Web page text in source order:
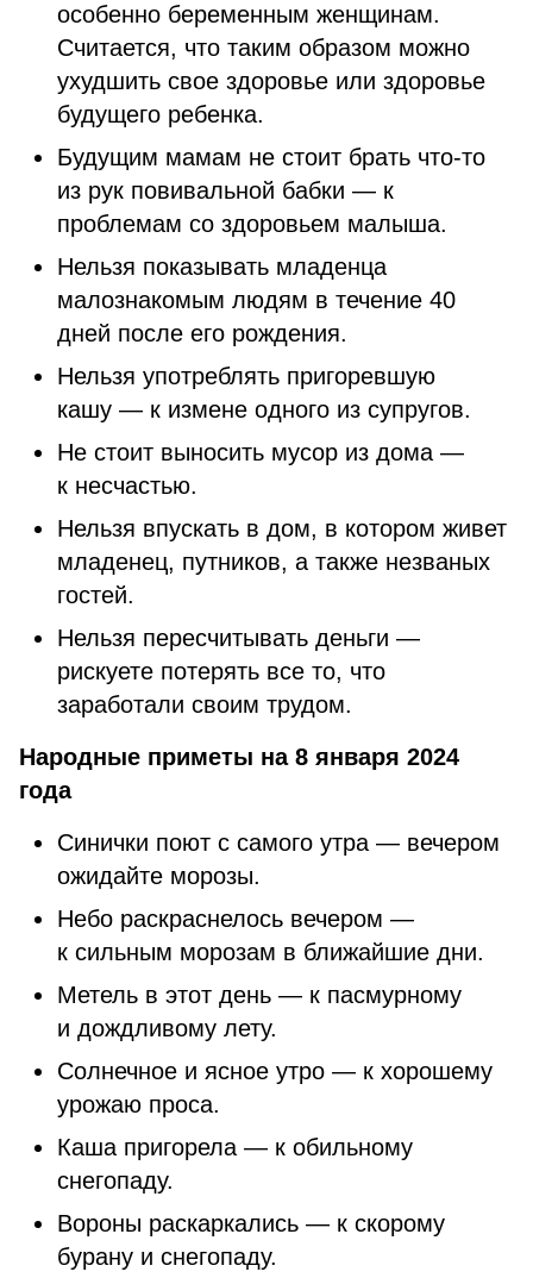
особенно беременным женщинам.
Считается, что таким образом можно
ухудшить свое здоровье или здоровье
будущего ребенка.
Будущим мамам не стоит брать что-то
из рук повивальной бабки — к
проблемам со здоровьем малыша.
Нельзя показывать младенца
малознакомым людям в течение 40
дней после его рождения.
Нельзя употреблять пригоревшую
кашу — к измене одного из супругов.
Не стоит выносить мусор из дома —
к несчастью.
Нельзя впускать в дом, в котором живет
младенец, путников, а также незваных
гостей.
Нельзя пересчитывать деньги —
рискуете потерять все то, что
заработали своим трудом.
Народные приметы на 8 января 2024
года
Синички поют с самого утра — вечером
ожидайте морозы.
Небо раскраснелось вечером —
к сильным морозам в ближайшие дни.
Метель в этот день — к пасмурному
и дождливому лету.
Солнечное и ясное утро — к хорошему
урожаю проса.
Каша пригорела — к обильному
снегопаду.
Вороны раскаркались — к скорому
бурану и снегопаду.